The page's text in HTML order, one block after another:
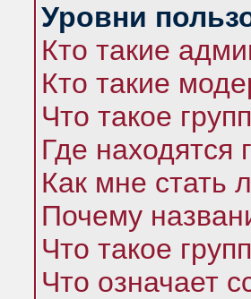
Уровни
Кто такие
Кто такие
Что такое
Где находятся
Как мне стать
Почему
Что такое
Что означает